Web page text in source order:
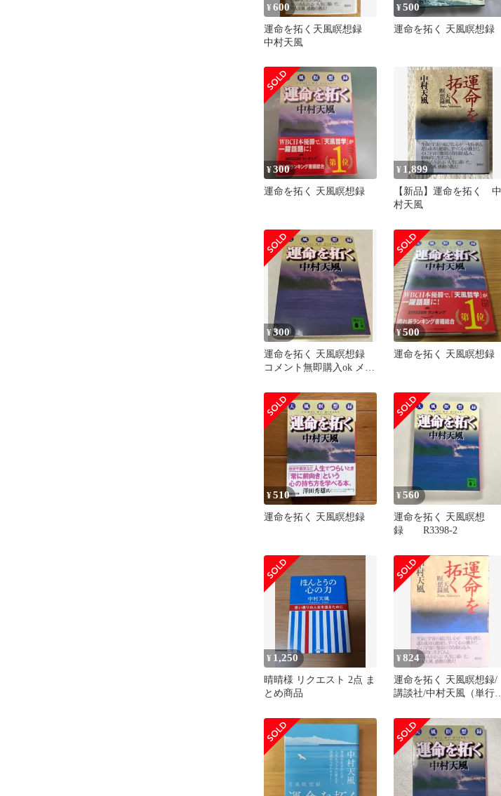
¥600
運命を拓く天風瞑想録
中村天風
¥500
運命を拓く 天風瞑想録
¥300
運命を拓く 天風瞑想録
¥ 1,899
【新品】運命を拓く 中
村天風
¥300
運命を拓く 天風瞑想録
コメント無即購入ok メル
¥500
運命を拓く 天風瞑想録
¥510
運命を拓く 天風瞑想録
¥560
運命を拓く 天風瞑想
録 R3398-2
¥ 1,250
晴晴様 リクエスト 2点 ま
とめ商品
¥824
運命を拓く 天風瞑想録/
講談社/中村天風（単行